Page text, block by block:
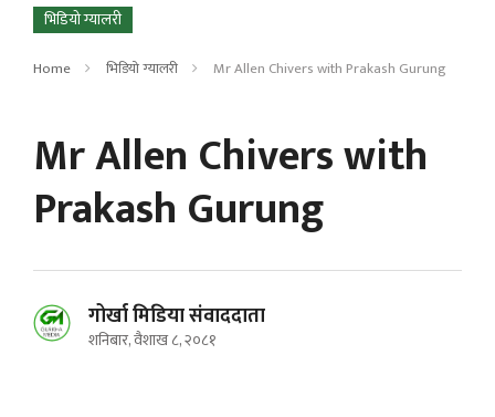
भिडियो ग्यालरी
Home भिडियो ग्यालरी Mr Allen Chivers with Prakash Gurung
Mr Allen Chivers with
Prakash Gurung
गोर्खा मिडिया संवाददाता
शनिबार, वैशाख ८, २०८१